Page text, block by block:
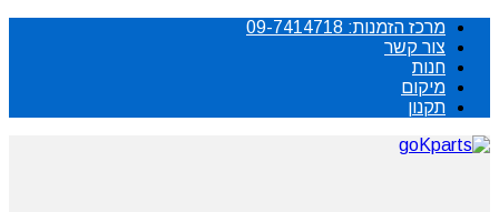
מרכז הזמנות: 09-7414718
צור קשר
חנות
מיקום
תקנון